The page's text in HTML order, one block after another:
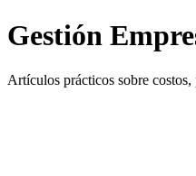
Gestión
Artículos prácticos sobre